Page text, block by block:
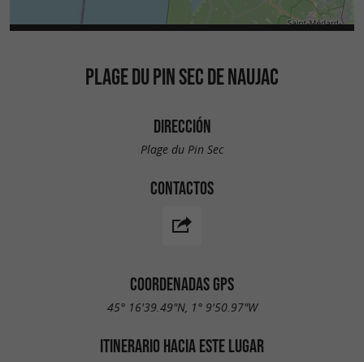
PLAGE DU PIN SEC DE NAUJAC
DIRECCIÓN
Plage du Pin Sec
CONTACTOS
COORDENADAS GPS
45° 16'39.49"N, 1° 9'50.97"W
ITINERARIO HACIA ESTE LUGAR